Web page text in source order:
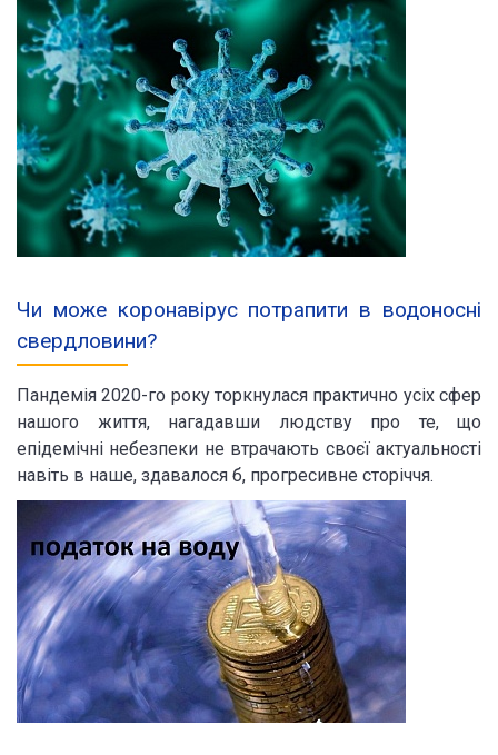
Чи може коронавірус потрапити в водоносні
свердловини?
Пандемія 2020-го року торкнулася практично усіх сфер
нашого життя, нагадавши людству про те, що
епідемічні небезпеки не втрачають своєї актуальності
навіть в наше, здавалося б, прогресивне сторіччя.